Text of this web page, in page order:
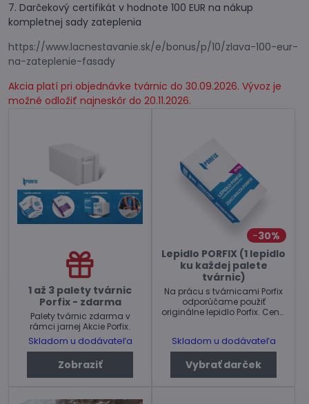
7. Darčekový certifikát v hodnote 100 EUR na nákup
kompletnej sady zateplenia
https://www.lacnestavanie.sk/e/bonus/p/10/zlava-100-eur-
na-zateplenie-fasady
Akcia platí pri objednávke tvárnic do 30.09.2026. Vývoz je
možné odložiť najneskôr do 20.11.2026.
1 až 3 palety tvárnic
Porfix - zdarma
Palety tvárnic zdarma v
rámci jarnej Akcie Porfix.
Skladom u dodávateľa
Zobraziť
30%
Lepidlo PORFIX (1 lepidlo
ku každej palete
tvárnic)
Na prácu s tvárnicami Porfix
odporúčame použiť
originálne lepidlo Porfix. Cena
Skladom u dodávateľa
Vybrať darček